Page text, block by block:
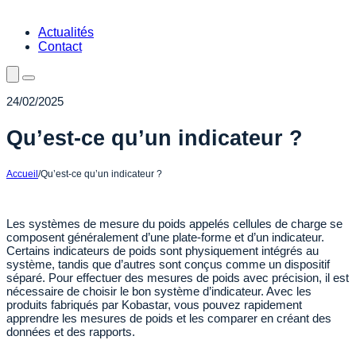
Actualités
Contact
24/02/2025
Qu’est-ce qu’un indicateur ?
Accueil /Qu’est-ce qu’un indicateur ?
Les systèmes de mesure du poids appelés cellules de charge se
composent généralement d’une plate-forme et d’un indicateur.
Certains indicateurs de poids sont physiquement intégrés au
système, tandis que d’autres sont conçus comme un dispositif
séparé. Pour effectuer des mesures de poids avec précision, il est
nécessaire de choisir le bon système d’indicateur. Avec les
produits fabriqués par Kobastar, vous pouvez rapidement
apprendre les mesures de poids et les comparer en créant des
données et des rapports.